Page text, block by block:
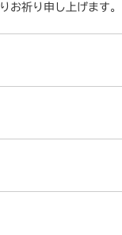
お祈り申し上げます。